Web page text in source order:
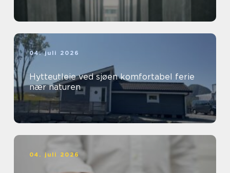
04. juli 2026
Hytteutleie ved sjøen komfortabel ferie
nær naturen
04. juli 2026